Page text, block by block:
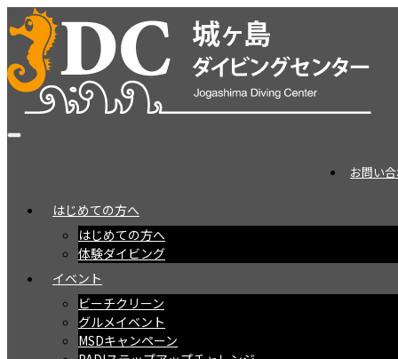
お問い
はじめての方へ
はじめての方へ
体験ダイビング
イベント
ビーチクリーン
グルメイベント
MSDキャンペーン